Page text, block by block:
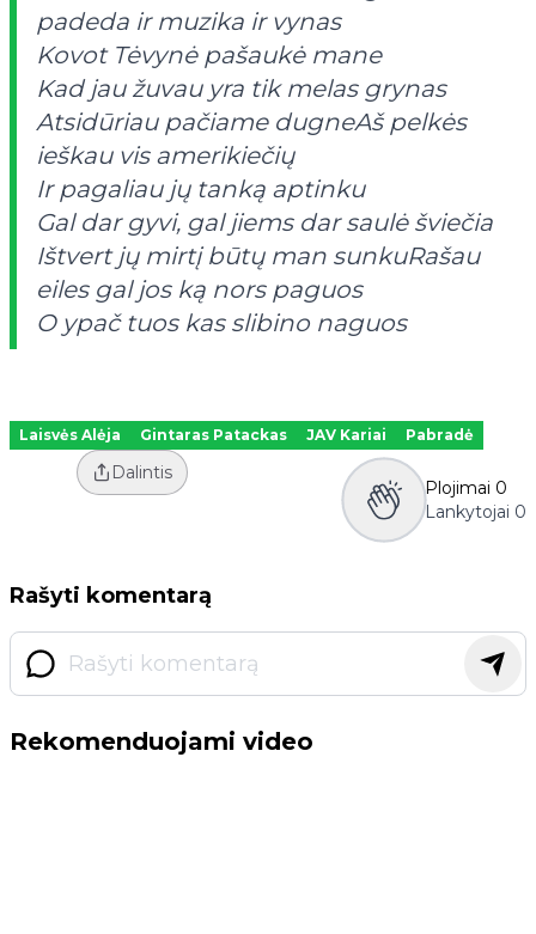
padeda ir muzika ir vynas
Kovot Tėvynė pašaukė mane
Kad jau žuvau yra tik melas grynas
Atsidūriau pačiame dugneAš pelkės
ieškau vis amerikiečių
Ir pagaliau jų tanką aptinku
Gal dar gyvi, gal jiems dar saulė šviečia
Ištvert jų mirtį būtų man sunkuRašau
eiles gal jos ką nors paguos
O ypač tuos kas slibino naguos
Laisvės Alėja Gintaras Patackas JAV Kariai Pabradė
Dalintis
Plojimai 0
Lankytojai 0
Rašyti komentarą
Rekomenduojami video